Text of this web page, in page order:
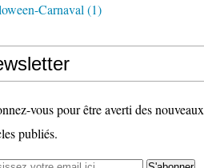
Carnaval (1)
vous pour être averti des nouveaux
publiés.